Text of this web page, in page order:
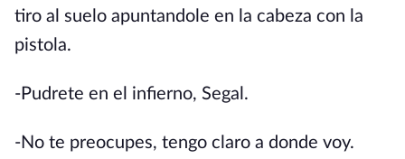
tiro al suelo apuntandole en la cabeza con la
pistola.
-Pudrete en el infierno, Segal.
-No te preocupes, tengo claro a donde voy.